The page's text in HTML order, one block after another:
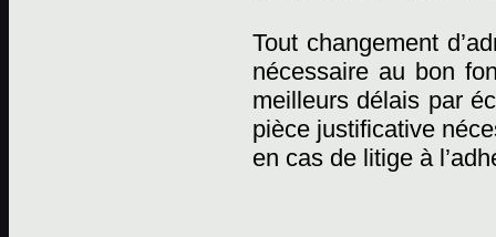
Tout changement
nécessaire au bon
meilleurs délais par
pièce justificative
en cas de litige à